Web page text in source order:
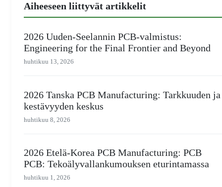
Aiheeseen liittyvät artikkelit
2026 Uuden-Seelannin PCB-valmistus:
Engineering for the Final Frontier and Beyond
huhtikuu 13, 2026
2026 Tanska PCB Manufacturing: Tarkkuuden ja
kestävyyden keskus
huhtikuu 8, 2026
2026 Etelä-Korea PCB Manufacturing: PCB
PCB: Tekoälyvallankumouksen eturintamassa
huhtikuu 1, 2026